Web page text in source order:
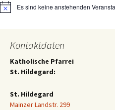
HinweisEs sind keine anstehenden
Kontaktdaten
Katholische Pfarrei
St. Hildegard:
St. Hildegard
Mainzer Landstr. 299